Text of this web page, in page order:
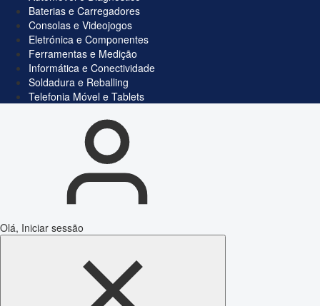
Baterias e Carregadores
Consolas e Videojogos
Eletrónica e Componentes
Ferramentas e Medição
Informática e Conectividade
Soldadura e Reballing
Telefonia Móvel e Tablets
Olá, Iniciar sessão